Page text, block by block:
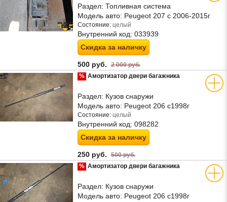
Раздел: Топливная система
Модель авто: Peugeot 207 с 2006-2015г
Состояние: целый
Внутренний код: 033939
Скидка за наличку
500 руб. 2 000 руб.
% Амортизатор двери багажника
Раздел: Кузов снаружи
Модель авто: Peugeot 206 с1998г
Состояние: целый
Внутренний код: 098282
Скидка за наличку
250 руб. 500 руб.
% Амортизатор двери багажника
Раздел: Кузов снаружи
Модель авто: Peugeot 206 с1998г